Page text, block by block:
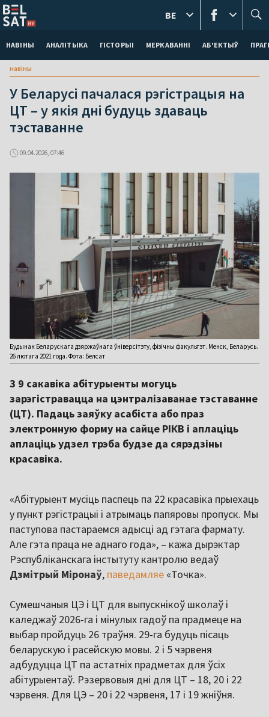
НАВІНЫ АНАЛІТЫКА ГІСТОРЫІ МЕРКАВАННI АБ'ЕКТЫЎ
BE
навіны
У Беларусі пачалася рэгістрацыя на
ЦТ – у якія дні будуць здаваць
тэставанне
09.04.2026, 07:46
Будынак Беларускага дзяржаўнага ўніверсітэту, фізічны факультэт. Менск, Беларусь.
26 лютага 2021 года. Фота: Белсат
З 9 сакавіка абітурыенты могуць
зарэгістравацца на цэнтралізаванае тэставанне
(ЦТ). Падаць заяўку асабіста або праз
электронную форму на сайце РІКВ і аплаціць
аплаціць удзел трэба будзе да сярэдзіны
красавіка.
«Абітурыент мусіць паспець па 22 красавіка прыехаць
у пункт рэгістрацыі і атрымаць папяровы пропуск. Мы
паступова пастараемся адысці ад гэтага фармату.
Але гэта праца не аднаго года», – кажа дырэктар
Рэспубліканскага інстытуту кантролю ведаў
Дзмітрый Міронаў, паведамляе «Точка».
Сумешчаныя ЦЭ і ЦТ для выпускнікоў школаў і
каледжаў 2026-га і мінулых гадоў па прадмеце на
выбар пройдуць 26 траўня. 29-га будуць пісаць
беларускую і расейскую мовы. 2 і 5 чэрвеня
адбудуцца ЦТ па астатніх прадметах для ўсіх
абітурыентаў. Рэзервовыя дні для ЦТ – 18, 20 і 22
чэрвеня. Для ЦЭ – 20 і 22 чэрвеня, 17 і 19 жніўня.